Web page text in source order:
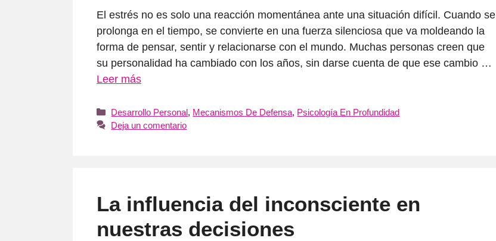
El estrés no es solo una reacción momentánea ante una situación difícil. Cuando se
prolonga en el tiempo, se convierte en una fuerza silenciosa que va moldeando la
forma de pensar, sentir y relacionarse con el mundo. Muchas personas creen que
su personalidad ha cambiado con los años, sin darse cuenta de que ese cambio …
Leer más
Categorías
Desarrollo Personal, Mecanismos De Defensa, Psicología En Profundidad
Deja un comentario
La influencia del inconsciente en
nuestras decisiones